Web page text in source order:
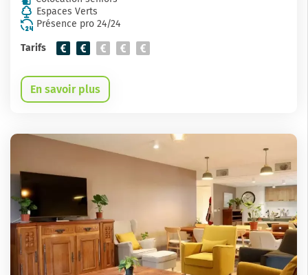
Espaces Verts
Présence pro 24/24
Tarifs
En savoir plus